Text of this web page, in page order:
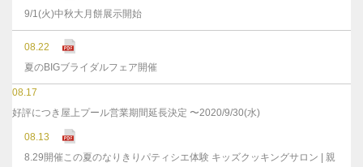
9/1(火)中秋大月餅展示開始
08.22
夏のBIGブライダルフェア開催
08.17
好評につき屋上プール営業期間延長決定 〜2020/9/30(水)
08.13
8.29開催この夏のなりきりパティシエ体験 キッズクッキングサロン | 親